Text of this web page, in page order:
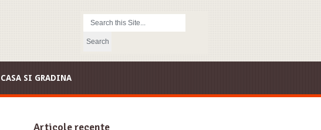
CASA SI GRADINA
Articole recente